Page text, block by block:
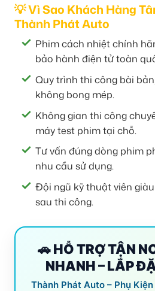
💡 Vì Sao Khách Hàng
Thành Phát Auto
Phim cách nhiệt chính
bảo hành điện tử toàn
Quy trình thi công bài
không bong mép.
Không gian thi công
máy test phim tại chỗ.
Tư vấn đúng dòng phim
nhu cầu sử dụng.
Đội ngũ kỹ thuật viên
sau thi công.
🚗 HỖ TRỢ TẬN
NHANH – LẮP
Thành Phát Auto – Phụ Kiện